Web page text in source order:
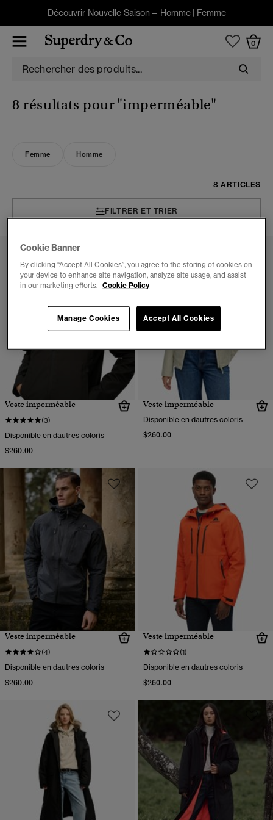
Découvrir Nouvelle Saison – Homme| Femme
0
8 résultats pour"imperméable"
Femme Homme
8 ARTICLES
FILTRER ET TRIER
Veste imperméable
(3)
Disponible en dautres coloris
$260.00
Veste imperméable
Disponible en dautres coloris
$260.00
Veste imperméable
(4)
Disponible en dautres coloris
$260.00
Veste imperméable
(1)
Disponible en dautres coloris
$260.00
Cookie Banner
By clicking “Accept All Cookies”, you agree to the storing of cookies on
your device to enhance site navigation, analyze site usage, and assist
in our marketing efforts. Cookie Policy
Accept All Cookies
Manage Cookies